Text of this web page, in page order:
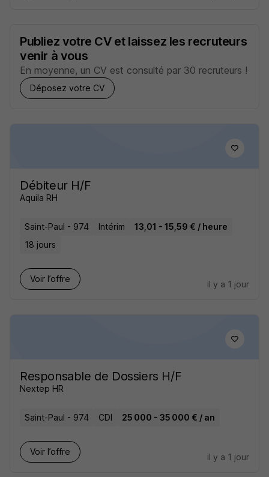
Publiez votre CV et laissez les recruteurs
venir à vous
En moyenne, un CV est consulté par 30 recruteurs !
Déposez votre CV
Débiteur H/F
Aquila RH
Saint-Paul - 974 Intérim
13,01 - 15,59 € / heure
18 jours
Voir l’offre
il y a 1 jour
Responsable de Dossiers H/F
Nextep HR
Saint-Paul - 974 CDI 25 000 - 35 000 € / an
Voir l’offre
il y a 1 jour